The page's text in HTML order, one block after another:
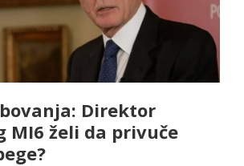
Direktor
MI6 želi da privuče